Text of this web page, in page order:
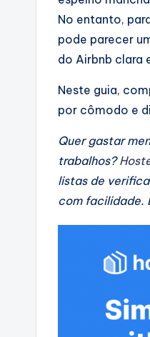
No entanto,
pode parecer
do Airbnb clara
Neste guia,
por cômodo e
Quer gastar
trabalhos?
listas de
com facilidade.